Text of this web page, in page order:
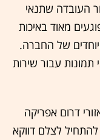
העובדה שתנאי
מאוד באיכות
של החברה.
תמונות עבור שירות
דרום אפריקה
לצלם דווקא